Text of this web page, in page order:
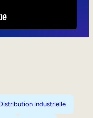
Distribution industrielle